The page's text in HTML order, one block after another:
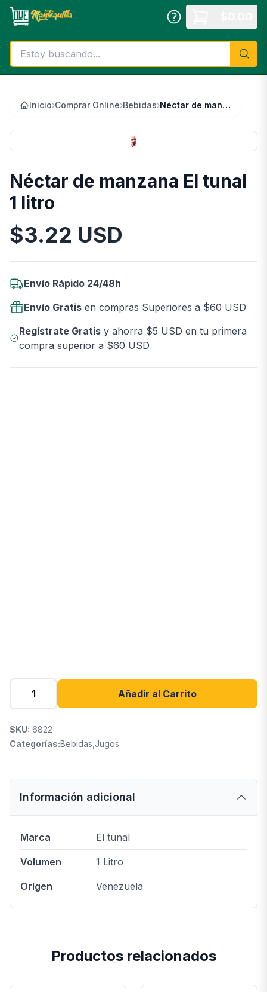
Saltar al contenido principal
Inicio›Comprar Online›Bebidas› Néctar de manzana El tunal 1 litro
Néctar de manzana El tunal
1 litro
Información del Producto
$3.22 USD
Envío Rápido 24/48h
Envío Gratis en compras Superiores a $60 USD
Regístrate Gratisy ahorra $5 USD en tu primera
compra superior a $60 USD
Añadir al Carrito
SKU: 6822
Categorías:Bebidas Jugos
Información adicional
Marca El tunal
Volumen 1 Litro
Orígen Venezuela
Productos relacionados